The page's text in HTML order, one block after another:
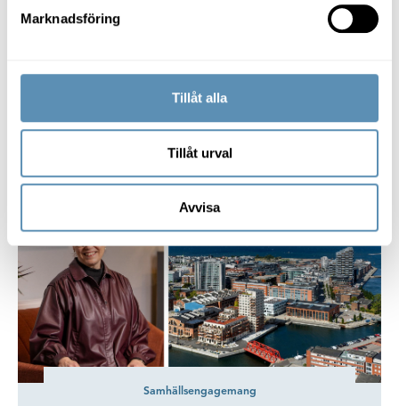
Marknadsföring
Tillåt alla
Tillåt urval
Avvisa
Från teknikskifte till tankeskifte
Det hybrida arbetslivet har förändrat hur vi arbetar,
bygger kultur. När arbetslivet blir mer flexibelt ökar
behovet av tillit, tydlig kommunikation och starka
sak: framtidens framgångsrika organisationer är de
som lyckas stärka människors samarbete och
Skånes Dansteater expanderar och dansar vidare i Dockan
Samhällsengagemang